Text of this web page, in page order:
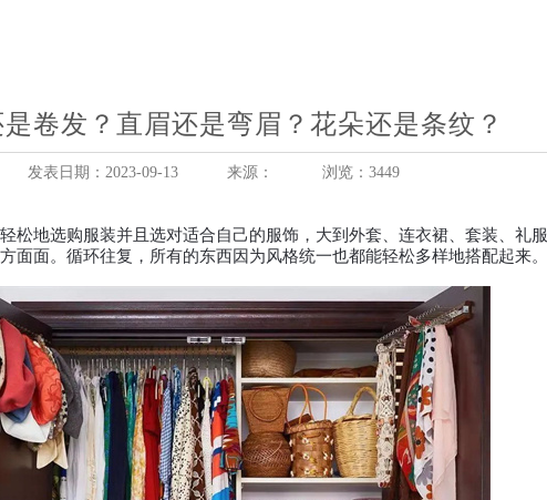
卷发？直眉还是弯眉？花朵还是条纹？
发表日期：2023-09-13 来源： 浏览：3449
地选购服装并且选对适合自己的服饰，大到外套、连衣裙、套装、礼
面面。循环往复，所有的东西因为风格统一也都能轻松多样地搭配起来。